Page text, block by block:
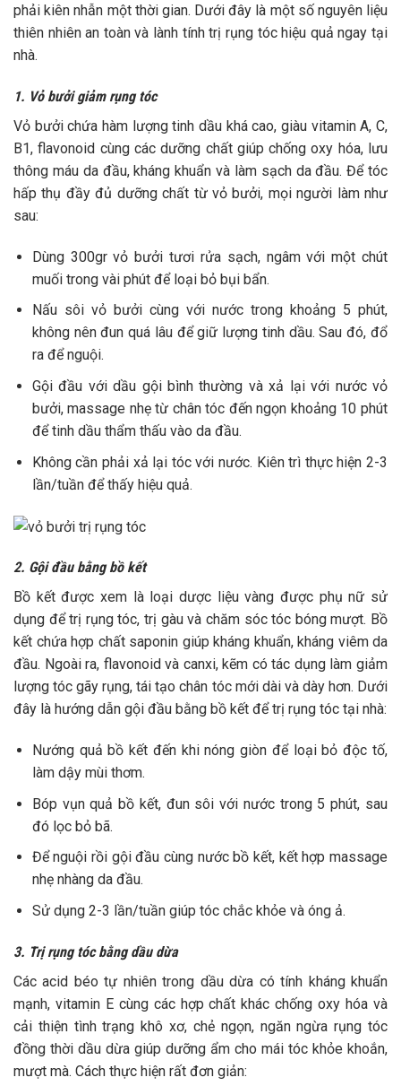
phải kiên nhẫn một thời gian. Dưới đây là một số nguyên liệu
thiên nhiên an toàn và lành tính trị rụng tóc hiệu quả ngay tại
nhà.
1. Vỏ bưởi giảm rụng tóc
Vỏ bưởi chứa hàm lượng tinh dầu khá cao, giàu vitamin A, C,
B1, flavonoid cùng các dưỡng chất giúp chống oxy hóa, lưu
thông máu da đầu, kháng khuẩn và làm sạch da đầu. Để tóc
hấp thụ đầy đủ dưỡng chất từ vỏ bưởi, mọi người làm như
sau:
Dùng 300gr vỏ bưởi tươi rửa sạch, ngâm với một chút
muối trong vài phút để loại bỏ bụi bẩn.
Nấu sôi vỏ bưởi cùng với nước trong khoảng 5 phút,
không nên đun quá lâu để giữ lượng tinh dầu. Sau đó, đổ
ra để nguội.
Gội đầu với dầu gội bình thường và xả lại với nước vỏ
bưởi, massage nhẹ từ chân tóc đến ngọn khoảng 10 phút
để tinh dầu thẩm thấu vào da đầu.
Không cần phải xả lại tóc với nước. Kiên trì thực hiện 2-3
lần/tuần để thấy hiệu quả.
2. Gội đầu bằng bồ kết
Bồ kết được xem là loại dược liệu vàng được phụ nữ sử
dụng để trị rụng tóc, trị gàu và chăm sóc tóc bóng mượt. Bồ
kết chứa hợp chất saponin giúp kháng khuẩn, kháng viêm da
đầu. Ngoài ra, flavonoid và canxi, kẽm có tác dụng làm giảm
lượng tóc gãy rụng, tái tạo chân tóc mới dài và dày hơn. Dưới
đây là hướng dẫn gội đầu bằng bồ kết để trị rụng tóc tại nhà:
Nướng quả bồ kết đến khi nóng giòn để loại bỏ độc tố,
làm dậy mùi thơm.
Bóp vụn quả bồ kết, đun sôi với nước trong 5 phút, sau
đó lọc bỏ bã.
Để nguội rồi gội đầu cùng nước bồ kết, kết hợp massage
nhẹ nhàng da đầu.
Sử dụng 2-3 lần/tuần giúp tóc chắc khỏe và óng ả.
3. Trị rụng tóc bằng dầu dừa
Các acid béo tự nhiên trong dầu dừa có tính kháng khuẩn
mạnh, vitamin E cùng các hợp chất khác chống oxy hóa và
cải thiện tình trạng khô xơ, chẻ ngọn, ngăn ngừa rụng tóc
đồng thời dầu dừa giúp dưỡng ẩm cho mái tóc khỏe khoắn,
mượt mà. Cách thực hiện rất đơn giản: